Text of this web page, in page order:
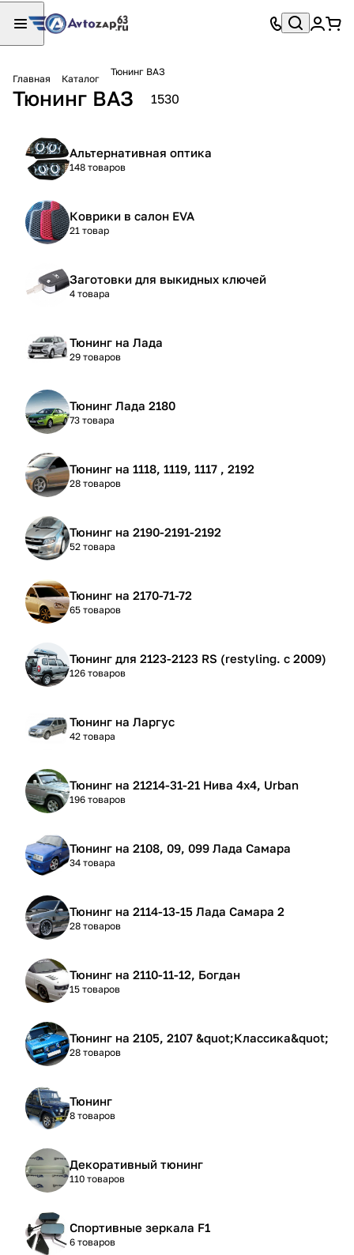
Главная Каталог
Тюнинг ВАЗ
Тюнинг ВАЗ 1530
Альтернативная оптика
148 товаров
Коврики в салон EVA
21 товар
Заготовки для выкидных ключей
4 товара
Тюнинг на Лада
29 товаров
Тюнинг Лада 2180
73 товара
Тюнинг на 1118, 1119, 1117 , 2192
28 товаров
Тюнинг на 2190-2191-2192
52 товара
Тюнинг на 2170-71-72
65 товаров
Тюнинг для 2123-2123 RS (restyling. с 2009)
126 товаров
Тюнинг на Ларгус
42 товара
Тюнинг на 21214-31-21 Нива 4х4, Urban
196 товаров
Тюнинг на 2108, 09, 099 Лада Самара
34 товара
Тюнинг на 2114-13-15 Лада Самара 2
28 товаров
Тюнинг на 2110-11-12, Богдан
15 товаров
Тюнинг на 2105, 2107 &quot;Классика&quot;
28 товаров
Тюнинг
8 товаров
Декоративный тюнинг
110 товаров
Спортивные зеркала F1
6 товаров